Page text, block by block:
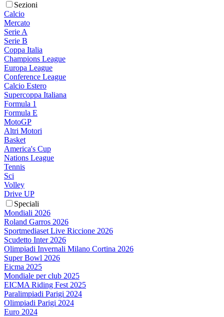
Sezioni
Calcio
Mercato
Serie A
Serie B
Coppa Italia
Champions League
Europa League
Conference League
Calcio Estero
Supercoppa Italiana
Formula 1
Formula E
MotoGP
Altri Motori
Basket
America's Cup
Nations League
Tennis
Sci
Volley
Drive UP
Speciali
Mondiali 2026
Roland Garros 2026
Sportmediaset Live Riccione 2026
Scudetto Inter 2026
Olimpiadi Invernali Milano Cortina 2026
Super Bowl 2026
Eicma 2025
Mondiale per club 2025
EICMA Riding Fest 2025
Paralimpiadi Parigi 2024
Olimpiadi Parigi 2024
Euro 2024